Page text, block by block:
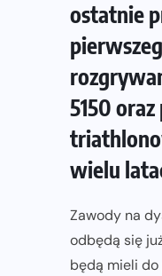
ostatnie
5150
wielu
Zawody na
odbędą się
będą mieli do